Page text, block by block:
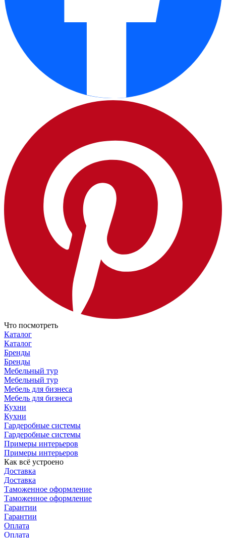
Что посмотреть
Каталог
Каталог
Бренды
Бренды
Мебельный тур
Мебельный тур
Мебель для бизнеса
Мебель для бизнеса
Кухни
Кухни
Гардеробные системы
Гардеробные системы
Примеры интерьеров
Примеры интерьеров
Как всё устроено
Доставка
Доставка
Таможенное оформление
Таможенное оформление
Гарантии
Гарантии
Оплата
Оплата